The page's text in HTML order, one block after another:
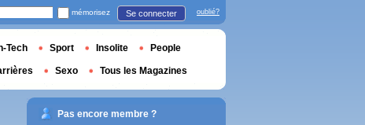
mémorisez Se connecter oublié?
Tech Sport Insolite People
Sexo Tous les Magazines
Pas encore membre ?